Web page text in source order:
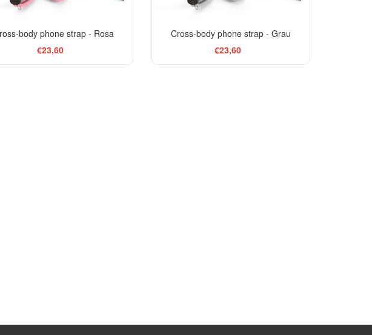
body phone strap - Rosa
€23,60
Cross-body phone strap - Grau
€23,60